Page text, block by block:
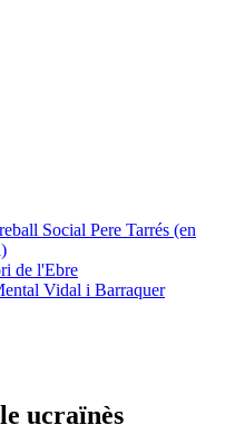
Social Pere Tarrés (en
de l'Ebre
Vidal i Barraquer
ucraïnès